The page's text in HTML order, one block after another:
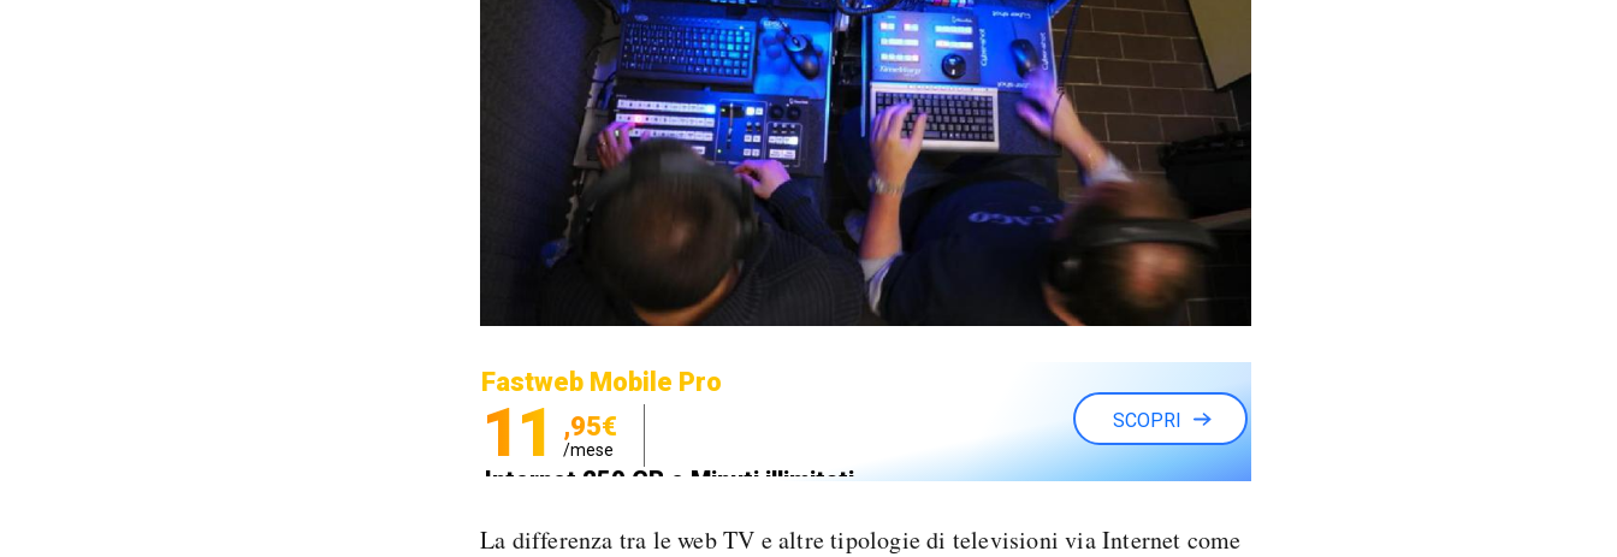
Fastweb Mobile Pro
11 ,95€
/mese
Internet 250 GB e Minuti illimitati
SCOPRI
La differenza tra le web TV e altre tipologie di televisioni via Internet come